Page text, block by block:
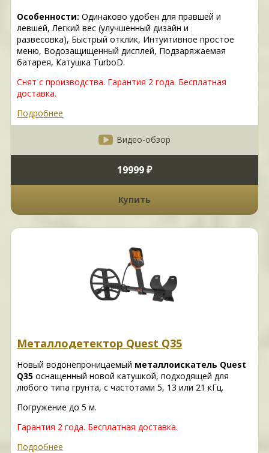
Особенности: Одинаково удобен для правшей и
левшей, Легкий вес (улучшенный дизайн и
развесовка), Быстрый отклик, Интуитивное простое
меню, Водозащищенный дисплей, Подзаряжаемая
батарея, Катушка TurboD.
Снят с производства. Гарантия 2 года. Бесплатная
доставка.
Подробнее
Видео-обзор
19999 ₽
Купить
Металлодетектор Quest Q35
Новый водонепроницаемый металлоискатель Quest
Q35 оснащенный новой катушкой, подходящей для
любого типа грунта, с частотами 5, 13 или 21 кГц.
Погружение до 5 м.
Гарантия 2 года. Бесплатная доставка.
Подробнее